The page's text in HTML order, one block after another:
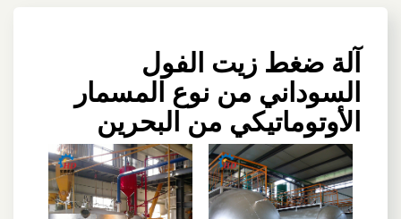
آلة ضغط زيت الفول
السوداني من نوع المسمار
الأوتوماتيكي من البحرين